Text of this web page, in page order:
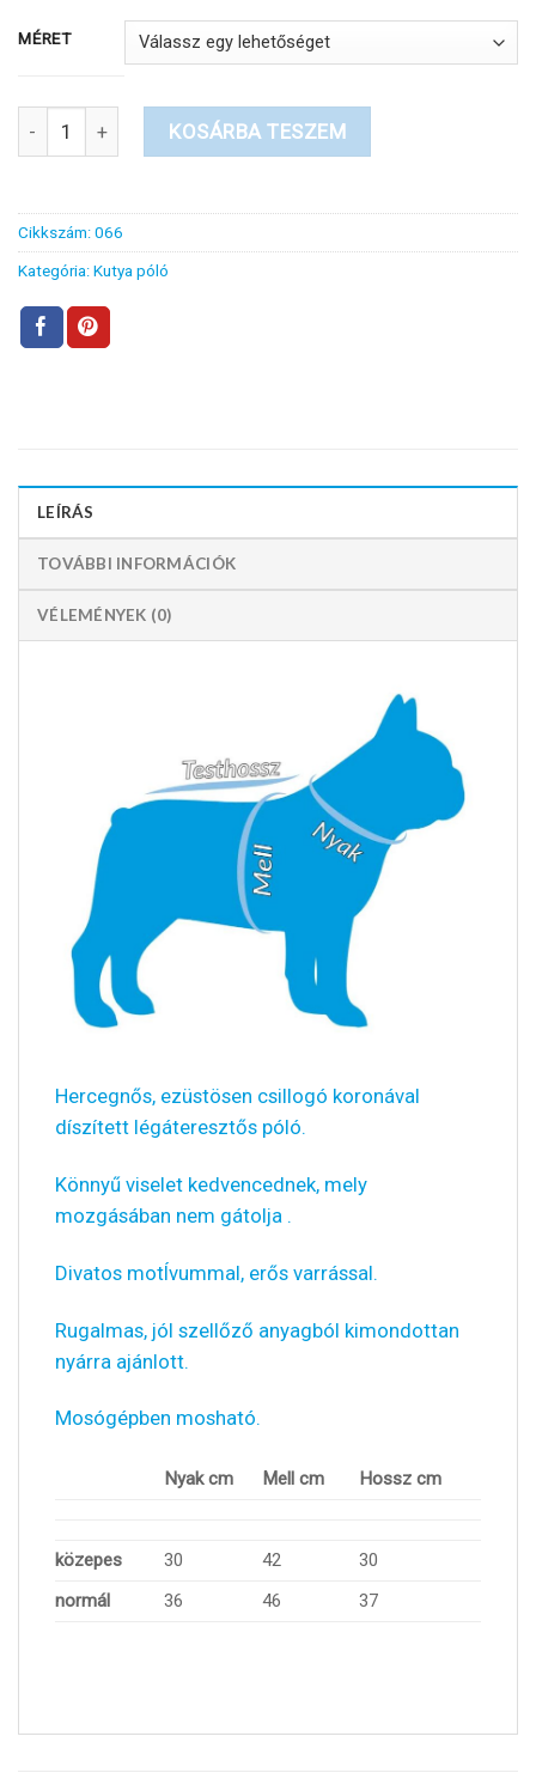
MÉRET
Princes feliratú fekete kutya póló mennyiség
KOSÁRBA TESZEM
Cikkszám: 066
Kategória: Kutya póló
LEÍRÁS
TOVÁBBI INFORMÁCIÓK
VÉLEMÉNYEK (0)
Hercegnős, ezüstösen csillogó koronával
díszített légáteresztős póló.
Könnyű viselet kedvencednek, mely
mozgásában nem gátolja .
Divatos motÍvummal, erős varrással.
Rugalmas, jól szellőző anyagból kimondottan
nyárra ajánlott.
Mosógépben mosható.
Nyak cm Mell cm Hossz cm
közepes 30 42
30
normál
36 46 37